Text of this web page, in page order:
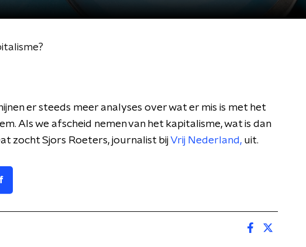
er steeds meer analyses over wat er mis is met het
Als we afscheid nemen van het kapitalisme, wat is dan
zocht Sjors Roeters, journalist bijVrij Nederland, uit.